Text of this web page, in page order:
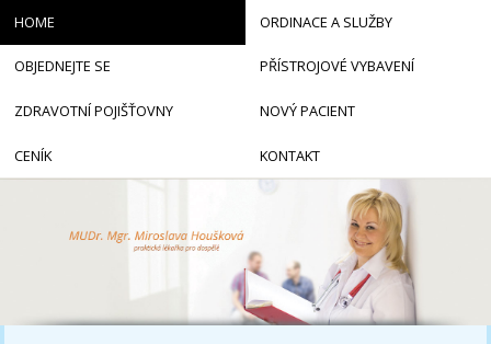
HOME ORDINACE A SLUŽBY
OBJEDNEJTE SE PŘÍSTROJOVÉ VYBAVENÍ
ZDRAVOTNÍ POJIŠŤOVNY NOVÝ PACIENT
CENÍK KONTAKT